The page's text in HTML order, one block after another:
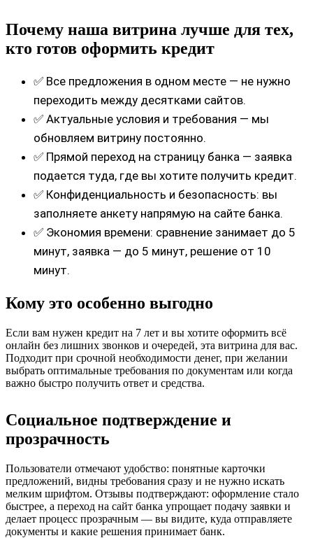
Почему наша витрина лучше для тех,
кто готов оформить кредит
✅ Все предложения в одном месте — не нужно
переходить между десятками сайтов.
✅ Актуальные условия и требования — мы
обновляем витрину постоянно.
✅ Прямой переход на страницу банка — заявка
подается туда, где вы хотите получить кредит.
✅ Конфиденциальность и безопасность: вы
заполняете анкету напрямую на сайте банка.
✅ Экономия времени: сравнение занимает до 5
минут, заявка — до 5 минут, решение от 10
минут.
Кому это особенно выгодно
Если вам нужен кредит на 7 лет и вы хотите оформить всё
онлайн без лишних звонков и очередей, эта витрина для вас.
Подходит при срочной необходимости денег, при желании
выбрать оптимальные требования по документам или когда
важно быстро получить ответ и средства.
Социальное подтверждение и
прозрачность
Пользователи отмечают удобство: понятные карточки
предложений, видны требования сразу и не нужно искать
мелким шрифтом. Отзывы подтверждают: оформление стало
быстрее, а переход на сайт банка упрощает подачу заявки и
делает процесс прозрачным — вы видите, куда отправляете
документы и какие решения принимает банк.